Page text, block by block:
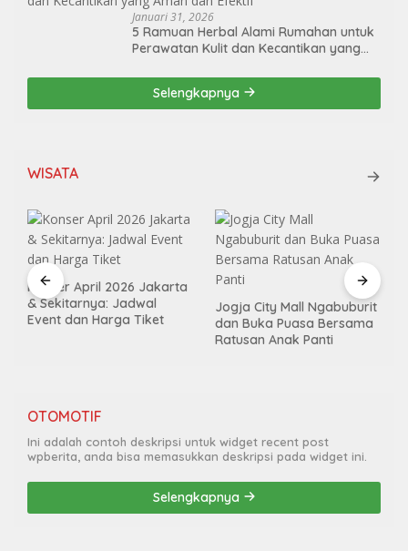
Januari 31, 2026
5 Ramuan Herbal Alami Rumahan untuk
Perawatan Kulit dan Kecantikan yang
Selengkapnya
WISATA
Konser April 2026 Jakarta
& Sekitarnya: Jadwal
Event dan Harga Tiket
Jogja City Mall Ngabuburit
dan Buka Puasa Bersama
Ratusan Anak Panti
OTOMOTIF
Ini adalah contoh deskripsi untuk widget recent post
wpberita, anda bisa memasukkan deskripsi pada widget ini.
Selengkapnya